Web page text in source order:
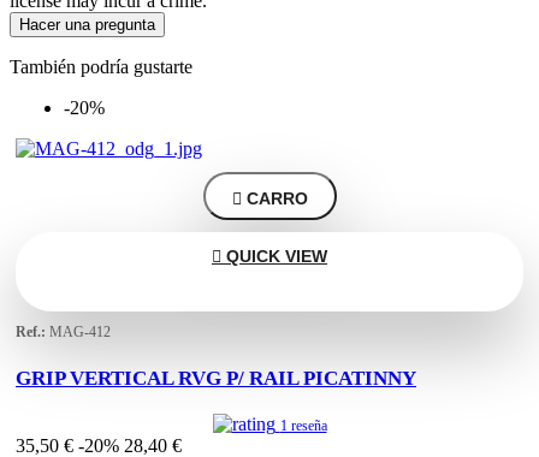
Hacer una pregunta
También podría gustarte
-20%
 CARRO
 QUICK VIEW
Ref.: MAG-412
GRIP VERTICAL RVG P/ RAIL PICATINNY
1 reseña
35,50 € -20% 28,40 €